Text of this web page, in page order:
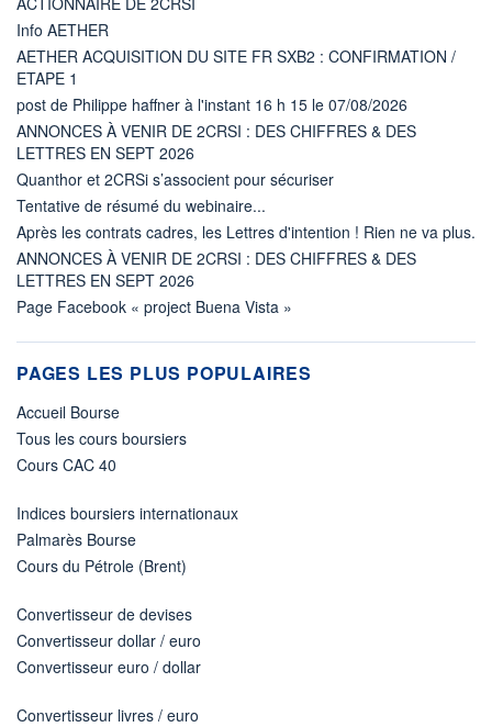
Info AETHER
AETHER ACQUISITION DU SITE FR SXB2 : CONFIRMATION /
ETAPE 1
post de Philippe haffner à l'instant 16 h 15 le 07/08/2026
ANNONCES À VENIR DE 2CRSI : DES CHIFFRES & DES
LETTRES EN SEPT 2026
Quanthor et 2CRSi s’associent pour sécuriser
Tentative de résumé du webinaire...
Après les contrats cadres, les Lettres d'intention ! Rien ne va plus.
ANNONCES À VENIR DE 2CRSI : DES CHIFFRES & DES
LETTRES EN SEPT 2026
Page Facebook « project Buena Vista »
PAGES LES PLUS POPULAIRES
Accueil Bourse
Tous les cours boursiers
Cours CAC 40
Indices boursiers internationaux
Palmarès Bourse
Cours du Pétrole (Brent)
Convertisseur de devises
Convertisseur dollar / euro
Convertisseur euro / dollar
Convertisseur livres / euro